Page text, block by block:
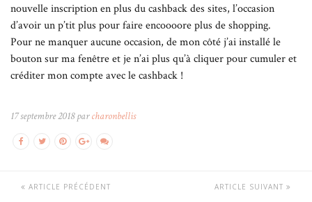
nouvelle inscription en plus du cashback des sites, l’occasion
d’avoir un p’tit plus pour faire encoooore plus de shopping.
Pour ne manquer aucune occasion, de mon côté j’ai installé le
bouton sur ma fenêtre et je n’ai plus qu’à cliquer pour cumuler et
créditer mon compte avec le cashback !
17 septembre 2018 parcharonbellis
ARTICLE PRÉCÉDENT ARTICLE SUIVANT